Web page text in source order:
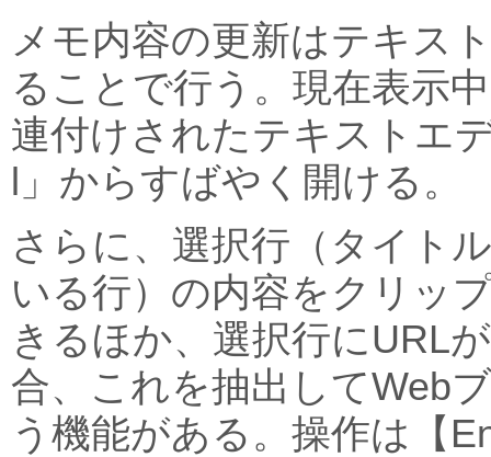
メモ内容の更新はテキス
ることで行う。現在表示
連付けされたテキストエ
l」からすばやく開ける。
さらに、選択行（タイト
いる行）の内容をクリッ
きるほか、選択行にURL
合、これを抽出してWeb
う機能がある。操作は【